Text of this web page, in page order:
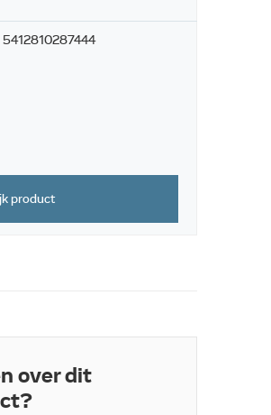
5412810287444
product
over dit